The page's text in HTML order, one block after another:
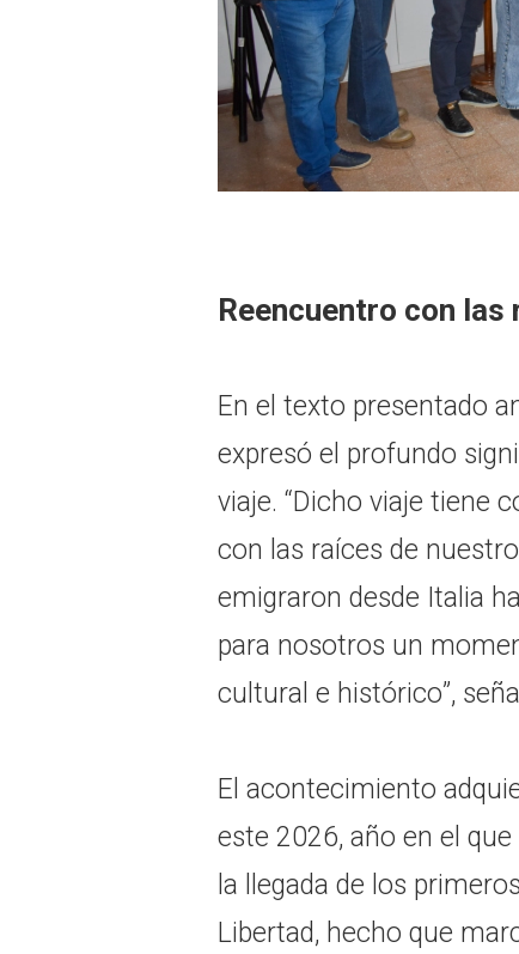
Reencuentro con las
En el texto presentado
expresó el profundo
viaje. “Dicho viaje tiene
con las raíces de
emigraron desde Italia
para nosotros un
cultural e histórico”,
El acontecimiento
este 2026, año en el
la llegada de los
Libertad, hecho que